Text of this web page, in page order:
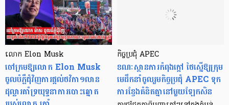
លោក Elon Musk
ចៅក្រមឱ្យលោក Elon Musk
ចូលបំភ្លឺជុំវិញការផ្តល់ថវិកា១លាន
ដុល្លារគាំទ្រយុទ្ធនាការបោះឆ្នោត
កិច្ចប្រជុំ APEC
ខណៈស្ថានការកំពុងក្ដៅ ថៃស្នើឱ្យក្រុម
មេដឹកនាំចូលរួមកិច្ចប្រជុំ APEC ទុក
ការខ្វែងគំនិតគ្នានៅមួយឡែកសិន